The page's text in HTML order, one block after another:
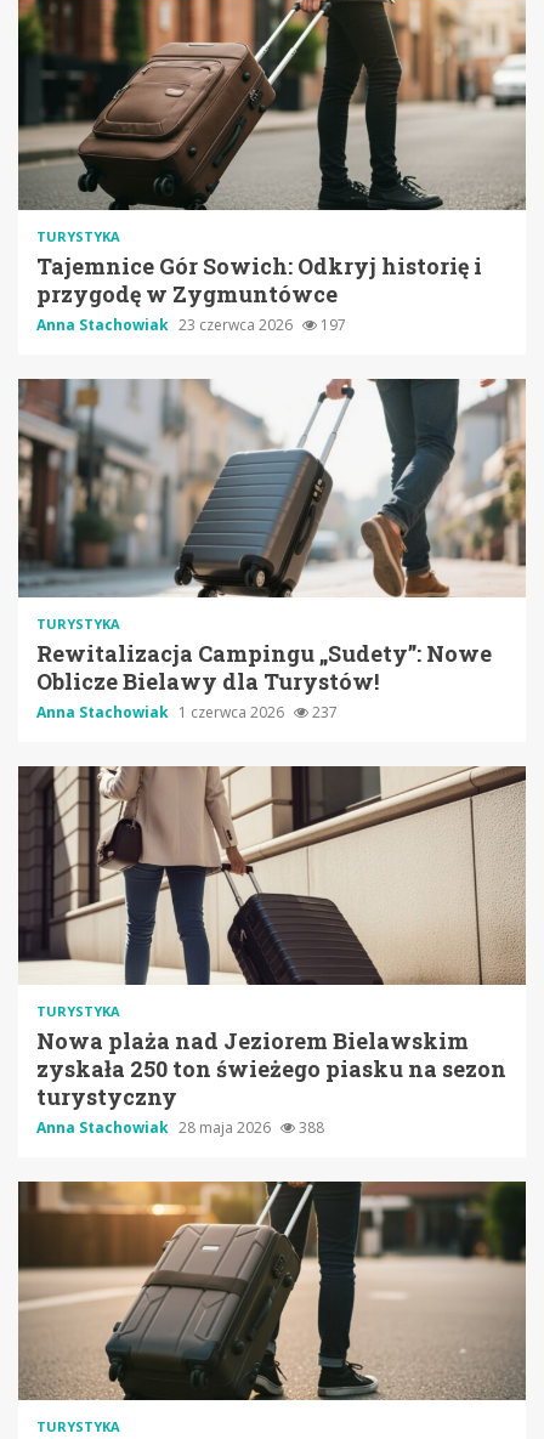
TURYSTYKA
Tajemnice Gór Sowich: Odkryj historię i
przygodę w Zygmuntówce
Anna Stachowiak 23 czerwca 2026 197
TURYSTYKA
Rewitalizacja Campingu „Sudety”: Nowe
Oblicze Bielawy dla Turystów!
Anna Stachowiak 1 czerwca 2026 237
TURYSTYKA
Nowa plaża nad Jeziorem Bielawskim
zyskała 250 ton świeżego piasku na sezon
turystyczny
Anna Stachowiak 28 maja 2026 388
TURYSTYKA